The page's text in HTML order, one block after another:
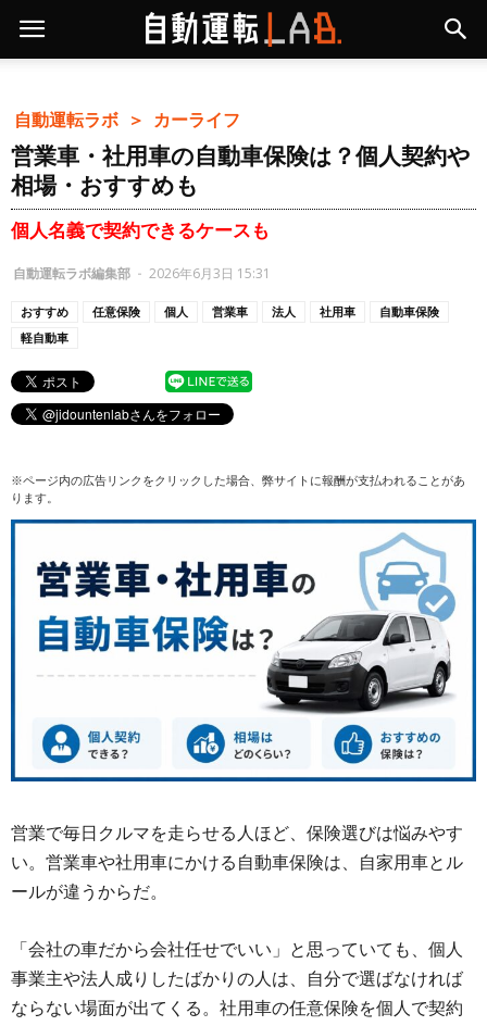
自動運転ラボ ＞ カーライフ
営業車・社用車の自動車保険は？個人契約や
相場・おすすめも
個人名義で契約できるケースも
自動運転ラボ編集部 - 2026年6月3日 15:31
おすすめ 任意保険 個人 営業車 法人 社用車
自動車保険
軽自動車
※ページ内の広告リンクをクリックした場合、弊サイトに報酬が支払われることがあ
ります。
営業で毎日クルマを走らせる人ほど、保険選びは悩みやす
い。営業車や社用車にかける自動車保険は、自家用車とル
ールが違うからだ。
「会社の車だから会社任せでいい」と思っていても、個人
事業主や法人成りしたばかりの人は、自分で選ばなければ
ならない場面が出てくる。社用車の任意保険を個人で契約